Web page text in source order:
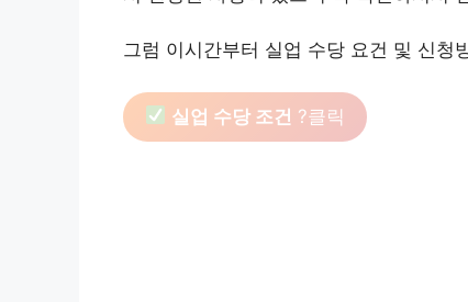
그럼 이시간부터 실업 수당 요건 및 신청
실업 수당 조건 ?클릭